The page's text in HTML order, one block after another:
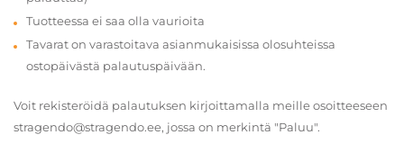
Tuotteessa ei saa olla vaurioita
Tavarat on varastoitava asianmukaisissa olosuhteissa
ostopäivästä palautuspäivään.
Voit rekisteröidä palautuksen kirjoittamalla meille osoitteeseen
stragendo@stragendo.ee, jossa on merkintä "Paluu".